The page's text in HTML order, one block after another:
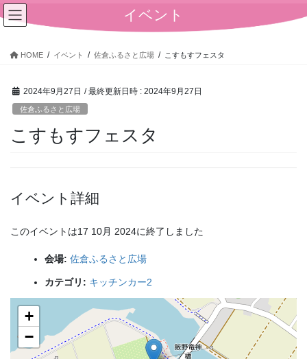
コ
ン
ナ
ビ
イベント
HOME イベント 佐倉ふるさと広場 こすもすフェスタ
2024年9月27日 / 最終更新日時 : 2024年9月27日
佐倉ふるさと広場
こすもすフェスタ
イベント詳細
このイベントは17 10月 2024に終了しました
会場: 佐倉ふるさと広場
カテゴリ: キッチンカー2
+
−